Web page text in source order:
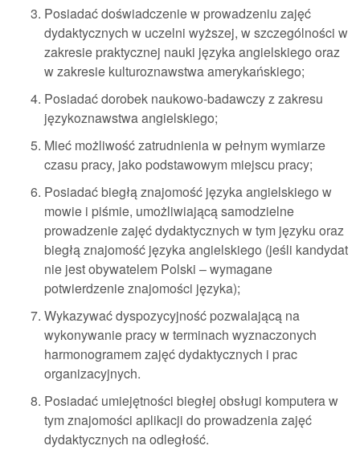
Posiadać doświadczenie w prowadzeniu zajęć
dydaktycznych w uczelni wyższej, w szczególności w
zakresie praktycznej nauki języka angielskiego oraz
w zakresie kulturoznawstwa amerykańskiego;
Posiadać dorobek naukowo-badawczy z zakresu
językoznawstwa angielskiego;
Mieć możliwość zatrudnienia w pełnym wymiarze
czasu pracy, jako podstawowym miejscu pracy;
Posiadać biegłą znajomość języka angielskiego w
mowie i piśmie, umożliwiającą samodzielne
prowadzenie zajęć dydaktycznych w tym języku oraz
biegłą znajomość języka angielskiego (jeśli kandydat
nie jest obywatelem Polski – wymagane
potwierdzenie znajomości języka);
Wykazywać dyspozycyjność pozwalającą na
wykonywanie pracy w terminach wyznaczonych
harmonogramem zajęć dydaktycznych i prac
organizacyjnych.
Posiadać umiejętności biegłej obsługi komputera w
tym znajomości aplikacji do prowadzenia zajęć
dydaktycznych na odległość.